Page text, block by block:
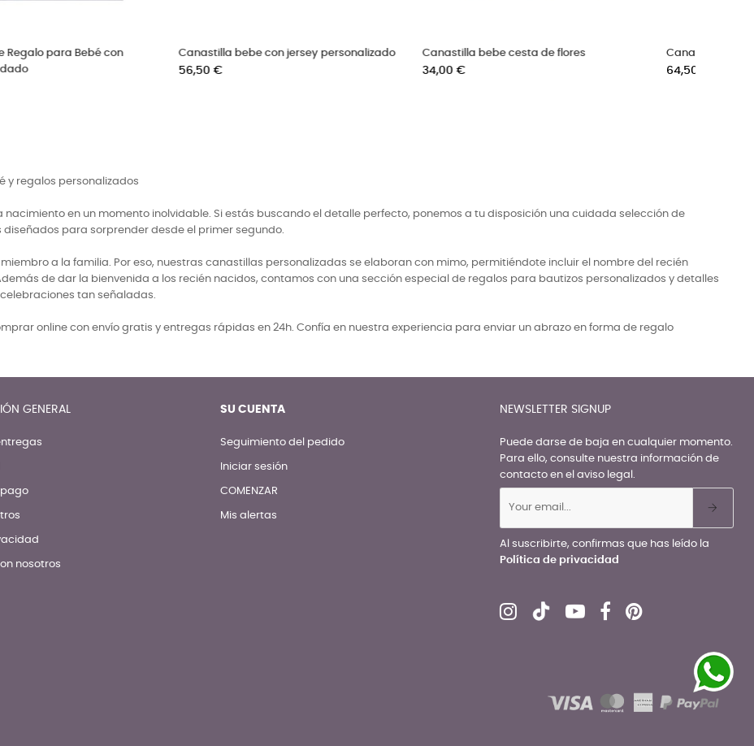
ecológica sostenible
Canastilla para recién nacido pelele
rayas
Canastilla bebé en cesto de algodón
celeste
Regala un
Precio
300,00 €
y regalos personalizados
en un momento inolvidable. Si estás buscando el detalle perfecto, ponemos a tu disposición una cuidada selección de
para sorprender desde el primer segundo.
a la familia. Por eso, nuestras canastillas personalizadas se elaboran con mimo, permitiéndote incluir el nombre del recién
de dar la bienvenida a los recién nacidos, contamos con una sección especial de regalos para bautizos personalizados y detalles
tan señaladas.
online con envío gratis y entregas rápidas en 24h. Confía en nuestra experiencia para enviar un abrazo en forma de regalo
GENERAL
pago
nosotros
SU CUENTA
Seguimiento del pedido
Iniciar sesión
COMENZAR
Mis alertas
NEWSLETTER SIGNUP
Puede darse de baja en cualquier momento.
Para ello, consulte nuestra información de
contacto en el aviso legal.
Al suscribirte, confirmas que has leído la
Política de privacidad